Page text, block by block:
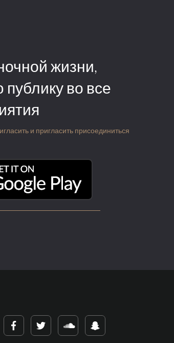
жизни,
во все
и пригласить присоединиться